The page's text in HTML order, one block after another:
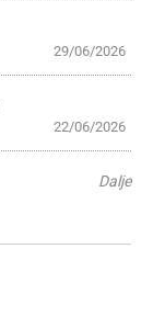
29/06/2026
22/06/2026
Dalje